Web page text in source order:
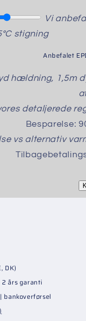
Vi
stigning
Anbefalet
hældning, 1,5m
detaljerede
Besparelse:
vs alternativ
DK)
års garanti
bankoverførsel